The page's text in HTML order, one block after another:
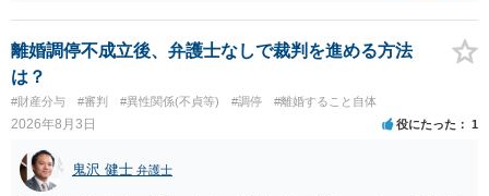
養育費については、離婚後も父母双方がそれぞれの収入に応じて負担
するのが原則となります。
て、ご検討いただくのが良いかと思います。
離婚調停不成立後、弁護士なしで裁判を進める方法
は？
#財産分与 #審判 #異性関係(不貞等) #調停 #離婚すること自体
2026年8月3日 役にたった 1
鬼沢 健士 弁護士